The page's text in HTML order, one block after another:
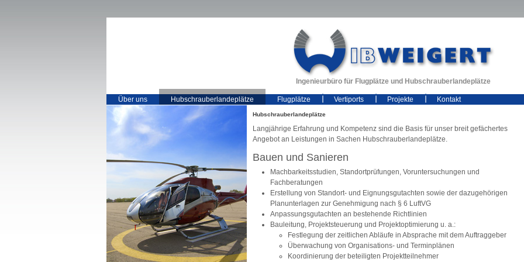
Ingenieurbüro für Flugplätze und Hubschrauberlandeplätze
Über uns Hubschrauberlandeplätze Flugplätze Vertiports Projekte Kontakt
Hubschrauberlandeplätze
Langjährige Erfahrung und Kompetenz sind die Basis für unser breit gefächertes
Angebot an Leistungen in Sachen Hubschrauberlandeplätze.
Bauen und Sanieren
Machbarkeitsstudien, Standortprüfungen, Voruntersuchungen und
Fachberatungen
Erstellung von Standort- und Eignungsgutachten sowie der dazugehörigen
Planunterlagen zur Genehmigung nach § 6 LuftVG
Anpassungsgutachten an bestehende Richtlinien
Bauleitung, Projektsteuerung und Projektoptimierung u. a.:
Festlegung der zeitlichen Abläufe in Absprache mit dem Auftraggeber
Überwachung von Organisations- und Terminplänen
Koordinierung der beteiligten Projektteilnehmer